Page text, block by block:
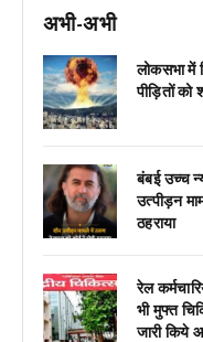
अभी-अभी
लोकसभा में
पीड़ितों को
बंबई उच्च
उत्पीड़न
ठहराया
रेल
भी मुफ्त
जारी किये